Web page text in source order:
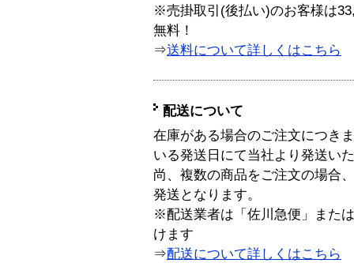
※売掛取引(後払い)のお客様は
無料！
⇒送料について詳しくはこちら
配送について
在庫がある場合のご注文につき
いる発送日にて当社より発送い
尚、複数の商品をご注文の場合
発送となります。
※配送業者は「佐川急便」また
けます
⇒配送について詳しくはこちら